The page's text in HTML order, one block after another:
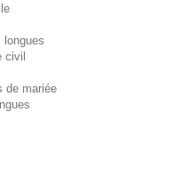
longues
civil
de mariée